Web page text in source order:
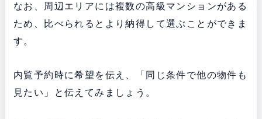
なお、周辺エリアには複数の高級マンションがある
ため、比べられるとより納得して選ぶことができま
す。
内覧予約時に希望を伝え、「同じ条件で他の物件も
見たい」と伝えてみましょう。